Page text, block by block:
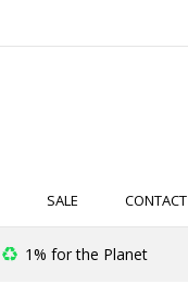
SALE CONTACT
1% for the Planet